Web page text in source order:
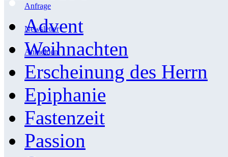
Anfrage
Newsletter
Anmelden
Advent
Weihnachten
Erscheinung des Herrn
Epiphanie
Fastenzeit
Passion